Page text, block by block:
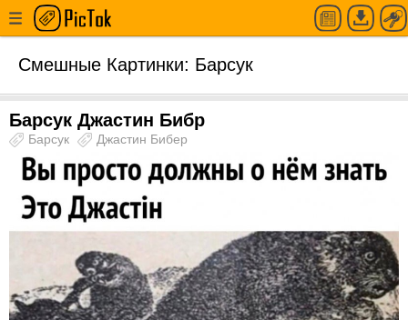
Смешные Картинки: Барсук
Барсук Джастин Бибр
Барсук Джастин Бибер